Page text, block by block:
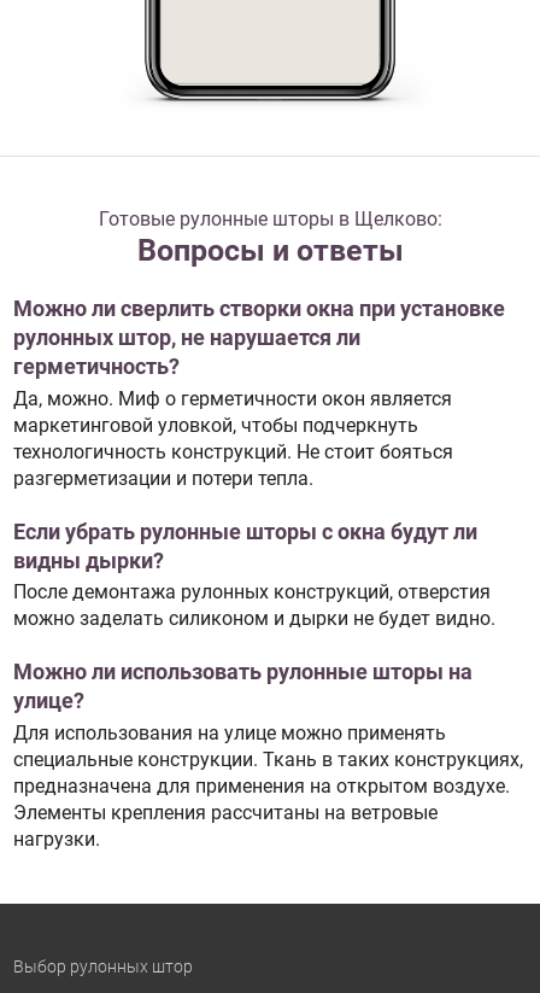
Готовые рулонные шторы в Щелково:
Вопросы и ответы
Можно ли сверлить створки окна при установке
рулонных штор, не нарушается ли
герметичность?
Да, можно. Миф о герметичности окон является
маркетинговой уловкой, чтобы подчеркнуть
технологичность конструкций. Не стоит бояться
разгерметизации и потери тепла.
Если убрать рулонные шторы с окна будут ли
видны дырки?
После демонтажа рулонных конструкций, отверстия
можно заделать силиконом и дырки не будет видно.
Можно ли использовать рулонные шторы на
улице?
Для использования на улице можно применять
специальные конструкции. Ткань в таких конструкциях,
предназначена для применения на открытом воздухе.
Элементы крепления рассчитаны на ветровые
нагрузки.
Выбор рулонных штор